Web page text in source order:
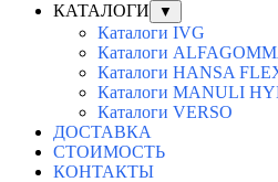
КАТАЛОГИ
▼
Каталоги IVG
Каталоги
Каталоги HANSA
Каталоги MANULI
Каталоги VERSO
ДОСТАВКА
СТОИМОСТЬ
КОНТАКТЫ